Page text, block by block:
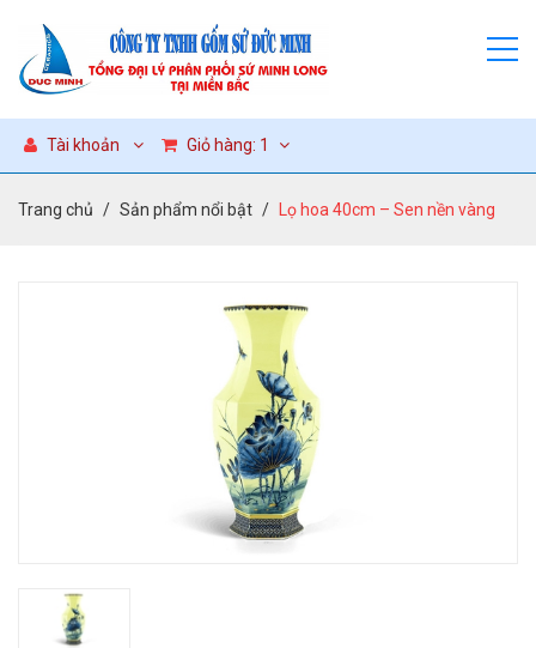
Tài khoản Giỏ hàng: 1
Trang chủ Sản phẩm nổi bật Lọ hoa 40cm – Sen nền vàng